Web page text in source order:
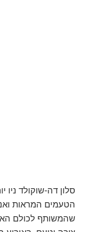
סלון דה-שוקולד ניו
הטעמים המראות
שהמשותף לכולם